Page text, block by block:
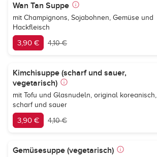
Wan Tan Suppe
mit Champignons, Sojabohnen, Gemüse und
Hackfleisch
3,90 € 4,10 €
Kimchisuppe (scharf und sauer,
vegetarisch)
mit Tofu und Glasnudeln, original koreanisch,
scharf und sauer
3,90 € 4,10 €
Gemüsesuppe (vegetarisch)